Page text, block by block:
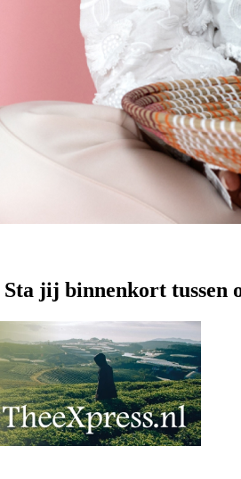
Sta jij binnenkort tussen